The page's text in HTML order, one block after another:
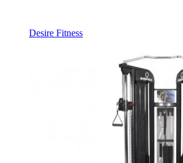
Desire Fitness